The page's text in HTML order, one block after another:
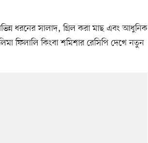
ধরনের সালাদ, গ্রিল করা মাছ এবং আধুনিক
ফিলালি কিংবা শমিশার রেসিপি দেখে নতুন